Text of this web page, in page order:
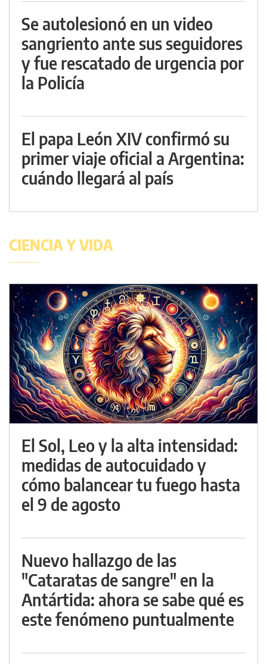
Se autolesionó en un video
sangriento ante sus seguidores
y fue rescatado de urgencia por
la Policía
El papa León XIV confirmó su
primer viaje oficial a Argentina:
cuándo llegará al país
CIENCIA Y VIDA
El Sol, Leo y la alta intensidad:
medidas de autocuidado y
cómo balancear tu fuego hasta
el 9 de agosto
Nuevo hallazgo de las
"Cataratas de sangre" en la
Antártida: ahora se sabe qué es
este fenómeno puntualmente